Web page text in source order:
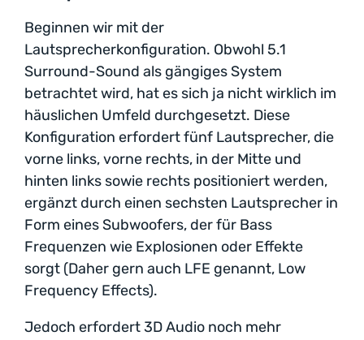
Beginnen wir mit der
Lautsprecherkonfiguration. Obwohl 5.1
Surround-Sound als gängiges System
betrachtet wird, hat es sich ja nicht wirklich im
häuslichen Umfeld durchgesetzt. Diese
Konfiguration erfordert fünf Lautsprecher, die
vorne links, vorne rechts, in der Mitte und
hinten links sowie rechts positioniert werden,
ergänzt durch einen sechsten Lautsprecher in
Form eines Subwoofers, der für Bass
Frequenzen wie Explosionen oder Effekte
sorgt (Daher gern auch LFE genannt, Low
Frequency Effects).
Jedoch erfordert 3D Audio noch mehr